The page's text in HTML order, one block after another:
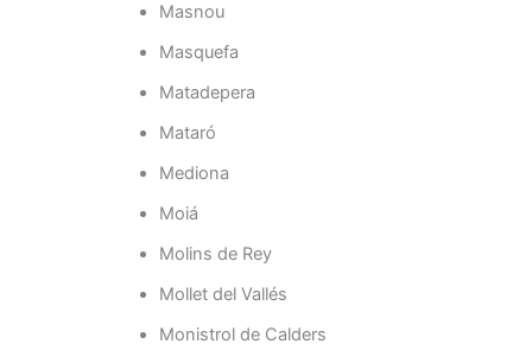
Masnou
Masquefa
Matadepera
Mataró
Mediona
Moiá
Molins de Rey
Mollet del Vallés
Monistrol de Calders